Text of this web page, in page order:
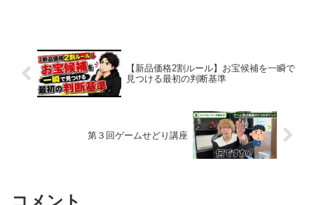
【新品価格2割ルール】お宝候補を一瞬で
見つける最初の判断基準
第３回ゲームせどり講座